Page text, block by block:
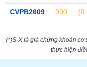
CVPB2609 990
(*)S-X là giá chứng khoán cơ
thực hiện
TRUYỀN